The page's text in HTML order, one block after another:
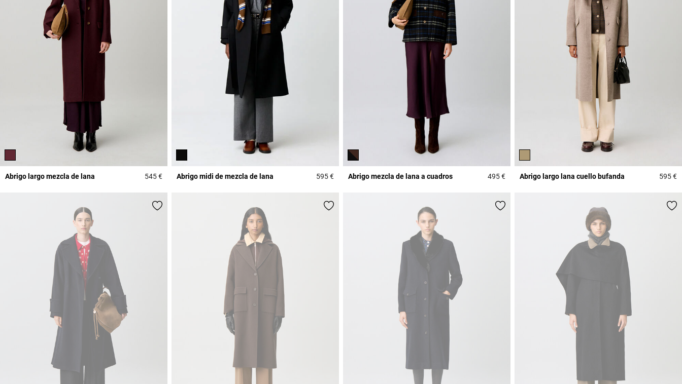
Abrigo largo mezcla de lana 545 €3,2 out of 5 Customer Rating
Abrigo midi de mezcla de lana 595 €4,7 out of 5 Customer Rating
Abrigo mezcla de lana a cuadros 495 €3,8 out of 5 Customer Rating
Abrigo largo lana cuello bufanda 595 €